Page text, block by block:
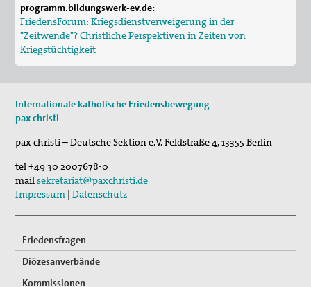
40 Jahre pax christi Brühl - weitermachen
pax christi Brühl erhält Anton-Roesen-Sonderpreis
Erinnerung an die Reichspogromnacht 1938
Lesungen zum internationalen Holocaustgedenktag
Misereor-Fastenaktion
pax christi-Gruppe Düsseldorf
Düsseldorfer Friedenspreis 2015 an Mosaik e.V.
pax christi-Gruppe Erftstadt
programm.bildungswerk-ev.de:
FriedensForum: Kriegsdienstverweigerung in der
"Zeitwende"? Christliche Perspektiven in Zeiten von
Kriegstüchtigkeit
Internationale katholische Friedensbewegung
pax christi
pax christi – Deutsche Sektion e.V.Feldstraße 4,13355 Berlin
tel+49 30 2007678-0
mailsekretariat@paxchristi.de
Impressum |Datenschutz
Friedensfragen
Diözesanverbände
Kommissionen